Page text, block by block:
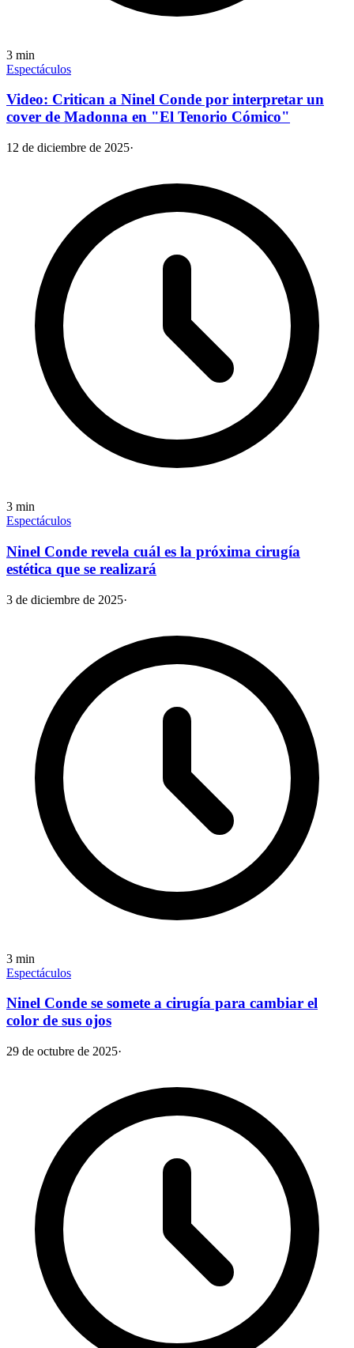
3 min
Espectáculos
Video: Critican a Ninel Conde por interpretar un
cover de Madonna en "El Tenorio Cómico"
12 de diciembre de 2025·
3 min
Espectáculos
Ninel Conde revela cuál es la próxima cirugía
estética que se realizará
3 de diciembre de 2025·
3 min
Espectáculos
Ninel Conde se somete a cirugía para cambiar el
color de sus ojos
29 de octubre de 2025·